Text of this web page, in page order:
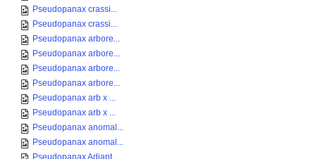
Pseudopanax crassi...
Pseudopanax crassi...
Pseudopanax arbore...
Pseudopanax arbore...
Pseudopanax arbore...
Pseudopanax arbore...
Pseudopanax arb x ...
Pseudopanax arb x ...
Pseudopanax anomal...
Pseudopanax anomal...
Pseudopanax Adiant...